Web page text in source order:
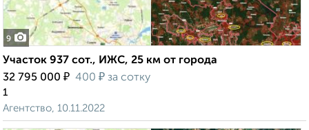
9
Участок 937 сот., ИЖС, 25 км от города
32 795 000 ₽ 400 ₽ за сотку
1
Агентство, 10.11.2022